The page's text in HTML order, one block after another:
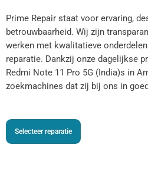
Prime Repair staat voor ervaring,
betrouwbaarheid. Wij zijn
werken met kwalitatieve
reparatie. Dankzij onze dagelijkse
Redmi Note 11 Pro 5G (India)s in
zoekmachines dat zij bij ons in
Selecteer reparatie